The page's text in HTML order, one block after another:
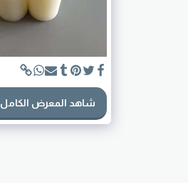
شاهد المعرض الكامل